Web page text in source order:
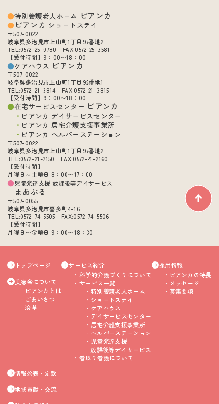
特別養護老人ホーム ビアンカ
ビアンカ ショートステイ
〒507-0022
岐阜県多治見市上山町1丁目97番地2
TEL:0572-25-0780 FAX:0572-25-3581
【受付時間】9：00〜18：00
ケアハウス ビアンカ
〒507-0022
岐阜県多治見市上山町1丁目92番地1
TEL:0572-21-3814 FAX:0572-21-3815
【受付時間】9：00〜18：00
在宅サービスセンター ビアンカ
ビアンカ デイサービスセンター
ビアンカ 居宅介護支援事業所
ビアンカ ヘルパーステーション
〒507-0022
岐阜県多治見市上山町1丁目97番地2
TEL:0572-21-2150 FAX:0572-21-2160
【受付時間】
月曜日～土曜日 8：00〜17：00
児童発達支援 放課後等デイサービス
まあぶる
〒507-0055
岐阜県多治見市喜多町4-16
TEL:0572-74-5505 FAX:0572-74-5506
【受付時間】
月曜日〜金曜日 9：00〜18：30
トップページ
美徳会について
ビアンカとは
ごあいさつ
沿革
サービス紹介
科学的介護づくりについて
サービス一覧
特別養護老人ホーム
ショートステイ
ケアハウス
デイサービスセンター
居宅介護支援事業所
ヘルパーステーション
児童発達支援
放課後等デイサービス
看取り看護について
採用情報
ビアンカの特長
メッセージ
募集要項
情報公表・定款
地域貢献・交流